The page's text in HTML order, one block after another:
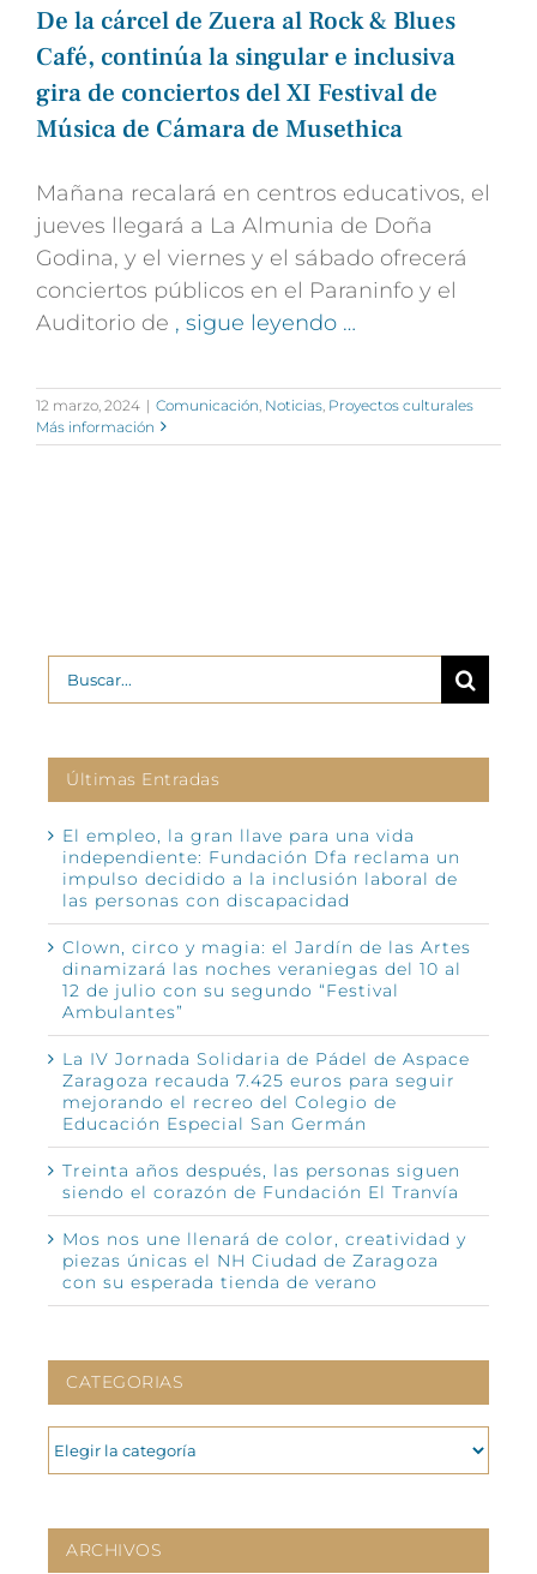
De la cárcel de Zuera al Rock & Blues
Café, continúa la singular e inclusiva
gira de conciertos del XI Festival de
Música de Cámara de Musethica
Mañana recalará en centros educativos, el
jueves llegará a La Almunia de Doña
Godina, y el viernes y el sábado ofrecerá
conciertos públicos en el Paraninfo y el
Auditorio de , sigue leyendo …
12 marzo, 2024 | Comunicación Noticias Proyectos culturales
Más información
Buscar:
Últimas Entradas
El empleo, la gran llave para una vida
independiente: Fundación Dfa reclama un
impulso decidido a la inclusión laboral de
las personas con discapacidad
Clown, circo y magia: el Jardín de las Artes
dinamizará las noches veraniegas del 10 al
12 de julio con su segundo “Festival
Ambulantes”
La IV Jornada Solidaria de Pádel de Aspace
Zaragoza recauda 7.425 euros para seguir
mejorando el recreo del Colegio de
Educación Especial San Germán
Treinta años después, las personas siguen
siendo el corazón de Fundación El Tranvía
Mos nos une llenará de color, creatividad y
piezas únicas el NH Ciudad de Zaragoza
con su esperada tienda de verano
CATEGORIAS
CATEGORIAS
ARCHIVOS